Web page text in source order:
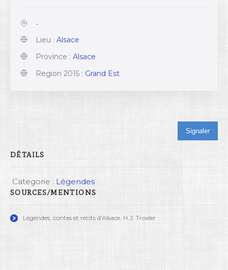
-
Lieu : Alsace
Province : Alsace
Region 2015 : Grand Est
Signaler
DÉTAILS
Categorie : Légendes
SOURCES/MENTIONS
Légendes, contes et récits d'Alsace. H.J. Troxler